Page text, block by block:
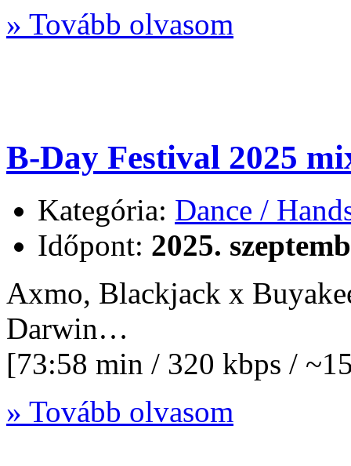
» Tovább olvasom
B-Day Festival 2025
Kategória: Dance /
Időpont: 2025.
Axmo, Blackjack x
Darwin…
[73:58 min / 320 kbps /
» Tovább olvasom